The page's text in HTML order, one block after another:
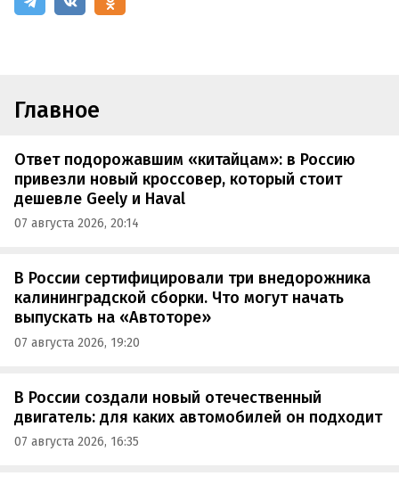
Главное
Ответ подорожавшим «китайцам»: в Россию
привезли новый кроссовер, который стоит
дешевле Geely и Haval
07 августа 2026, 20:14
В России сертифицировали три внедорожника
калининградской сборки. Что могут начать
выпускать на «Автоторе»
07 августа 2026, 19:20
В России создали новый отечественный
двигатель: для каких автомобилей он подходит
07 августа 2026, 16:35